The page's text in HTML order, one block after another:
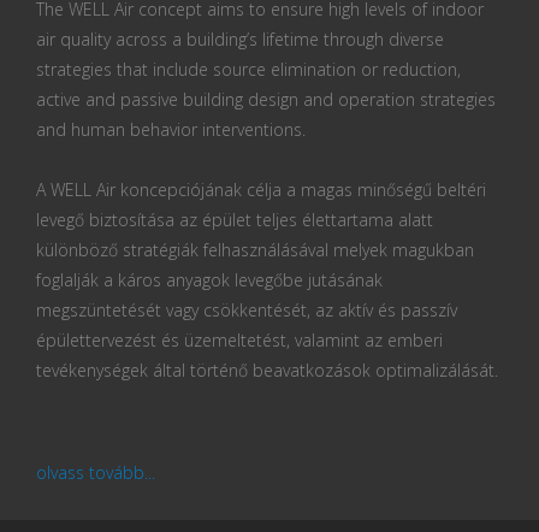
The WELL Air concept aims to ensure high levels of indoor
air quality across a building’s lifetime through diverse
strategies that include source elimination or reduction,
active and passive building design and operation strategies
and human behavior interventions.
A WELL Air koncepciójának célja a magas minőségű beltéri
levegő biztosítása az épület teljes élettartama alatt
különböző stratégiák felhasználásával melyek magukban
foglalják a káros anyagok levegőbe jutásának
megszüntetését vagy csökkentését, az aktív és passzív
épülettervezést és üzemeltetést, valamint az emberi
tevékenységek által történő beavatkozások optimalizálását.
olvass tovább...